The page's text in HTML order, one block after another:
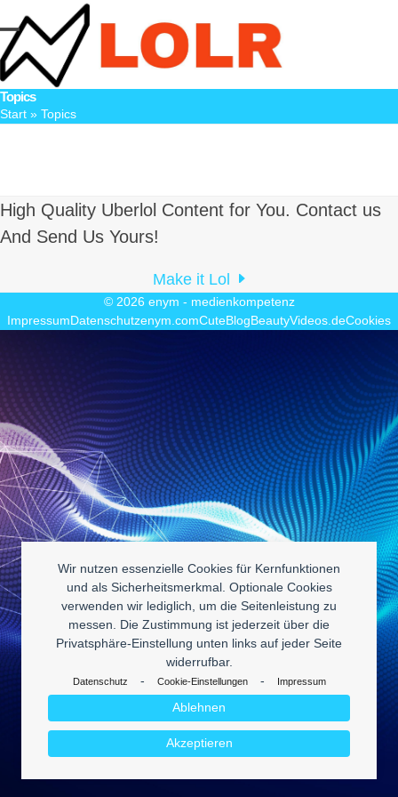
to
content
Wir nutzen essenzielle Cookies für Kernfunktionen
und als Sicherheitsmerkmal. Optionale Cookies
verwenden wir lediglich, um die Seitenleistung zu
messen. Die Zustimmung ist jederzeit über die
Privatsphäre-Einstellung unten links auf jeder Seite
widerrufbar.
Datenschutz - Cookie-Einstellungen - Impressum
Akzeptieren
Ablehnen
Open
mobile
menu
Close
mobile
menu
Topics
Start » Topics
High Quality Uberlol Content for You. Contact us
And Send Us Yours!
Make it Lol
© 2026 enym - medienkompetenz
ImpressumDatenschutzenym.comCuteBlogBeautyVideos.deCookies